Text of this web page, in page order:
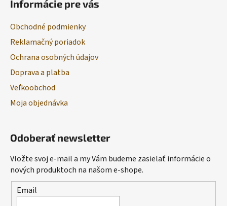
Informácie pre vás
Obchodné podmienky
Reklamačný poriadok
Ochrana osobných údajov
Doprava a platba
Veľkoobchod
Moja objednávka
Odoberať newsletter
Vložte svoj e-mail a my Vám budeme zasielať informácie o
nových produktoch na našom e-shope.
Email